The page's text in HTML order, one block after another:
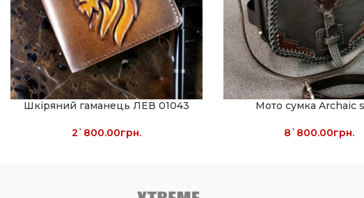
Шкіряний гаманець ЛЕВ 01043
2`800.00грн.
Мото сумка Archaic
8`800.00грн.